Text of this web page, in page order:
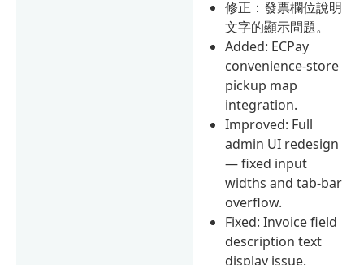
修正：發票欄位說明
文字的顯示問題。
Added: ECPay
convenience-store
pickup map
integration.
Improved: Full
admin UI redesign
— fixed input
widths and tab-bar
overflow.
Fixed: Invoice field
description text
display issue.